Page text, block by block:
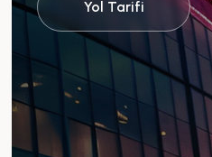
Yol Tarifi